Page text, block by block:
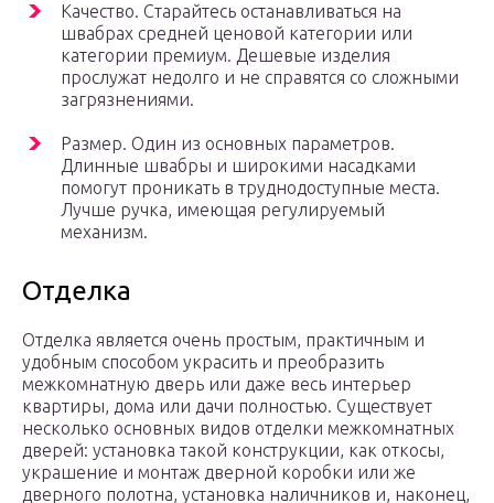
Качество. Старайтесь останавливаться на
швабрах средней ценовой категории или
категории премиум. Дешевые изделия
прослужат недолго и не справятся со сложными
загрязнениями.
Размер. Один из основных параметров.
Длинные швабры и широкими насадками
помогут проникать в труднодоступные места.
Лучше ручка, имеющая регулируемый
механизм.
Отделка
Отделка является очень простым, практичным и
удобным способом украсить и преобразить
межкомнатную дверь или даже весь интерьер
квартиры, дома или дачи полностью. Существует
несколько основных видов отделки межкомнатных
дверей: установка такой конструкции, как откосы,
украшение и монтаж дверной коробки или же
дверного полотна, установка наличников и, наконец,